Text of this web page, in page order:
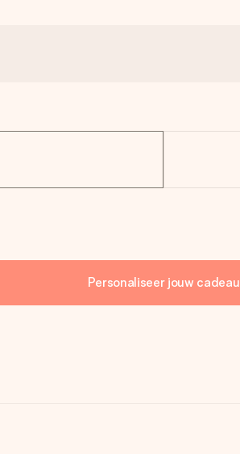
Personaliseer jouw cadeau